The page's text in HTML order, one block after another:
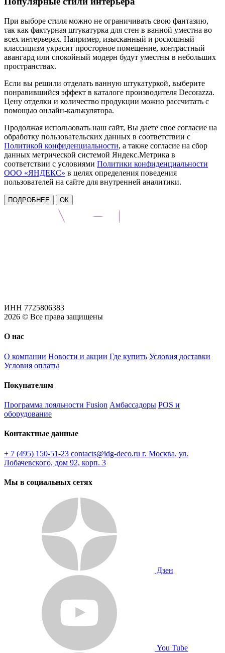
При выборе стиля можно не ограничивать свою фантазию,
так как фактурная штукатурка для стен в ванной уместна во
всех интерьерах. Например, изысканный и роскошный
классицизм украсит просторное помещение, контрастный
авангард или спокойный модерн будут уместны в небольших
пространствах.
Если вы решили отделать ванную штукатуркой, выберите
понравившийся эффект в каталоге производителя Decorazza.
Цену отделки и количество продукции можно рассчитать с
помощью онлайн-калькулятора.
Продолжая использовать наш сайт, Вы даете свое согласие на
обработку пользовательских данных в соответствии с
Политикой конфиденциальности, а также согласие на сбор
данных метрической системой Яндекс.Метрика в
соответствии с условиями Политики конфиденциальности
ООО «ЯНДЕКС» в целях определения поведения
пользователей на сайте для внутренней аналитики.
ПОДРОБНЕЕ ОК
ИНН 7725806383
2026 © Все права защищены
О нас
О компании Новости и акции Где купить Условия доставки
Условия оплаты
Покупателям
Программа лояльности Fusion Амбассадоры POS и
оборудование
Контактные данные
+ 7 (495) 150-51-23 contacts@idg-deco.ru г. Москва, ул.
Лобачевского, дом 92, корп. 3
Мы в социальных сетях
Дзен
You Tube